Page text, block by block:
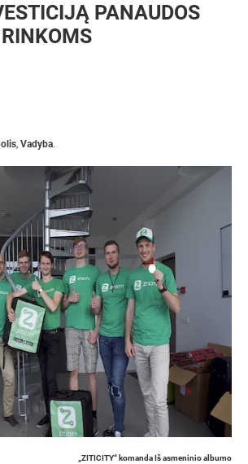
PANAUDOS
, Vadyba.
„ZITICITY“ komanda Iš asmeninio albumo